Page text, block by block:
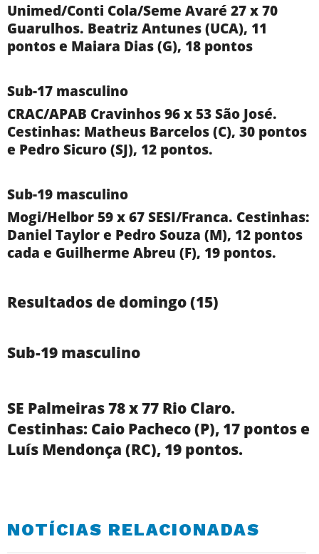
Unimed/Conti Cola/Seme Avaré 27 x 70
Guarulhos. Beatriz Antunes (UCA), 11
pontos e Maiara Dias (G), 18 pontos
Sub-17 masculino
CRAC/APAB Cravinhos 96 x 53 São José.
Cestinhas: Matheus Barcelos (C), 30 pontos
e Pedro Sicuro (SJ), 12 pontos.
Sub-19 masculino
Mogi/Helbor 59 x 67 SESI/Franca. Cestinhas:
Daniel Taylor e Pedro Souza (M), 12 pontos
cada e Guilherme Abreu (F), 19 pontos.
Resultados de domingo (15)
Sub-19 masculino
SE Palmeiras 78 x 77 Rio Claro.
Cestinhas: Caio Pacheco (P), 17 pontos e
Luís Mendonça (RC), 19 pontos.
NOTÍCIAS RELACIONADAS